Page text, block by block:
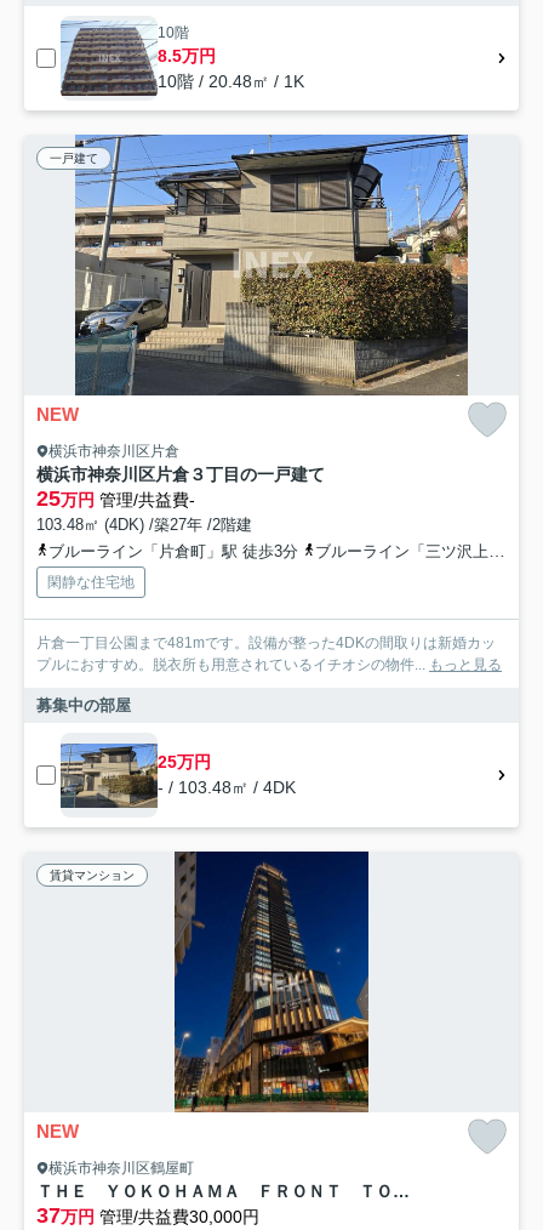
10階
8.5万円
10階 / 20.48㎡ / 1K
一戸建て
NEW
横浜市神奈川区片倉
横浜市神奈川区片倉３丁目の一戸建て
25万円 管理/共益費-
103.48㎡ (4DK) /築27年 /2階建
ブルーライン「片倉町」駅 徒歩3分
ブルーライン「三ツ沢上町」駅 徒歩24分
閑静な住宅地
片倉一丁目公園まで481mです。設備が整った4DKの間取りは新婚カッ
プルにおすすめ。脱衣所も用意されているイチオシの物件... もっと見る
募集中の部屋
25万円
- / 103.48㎡ / 4DK
賃貸マンション
NEW
横浜市神奈川区鶴屋町
ＴＨＥ ＹＯＫＯＨＡＭＡ ＦＲＯＮＴ ＴＯＷＥＲ
37万円 管理/共益費30,000円